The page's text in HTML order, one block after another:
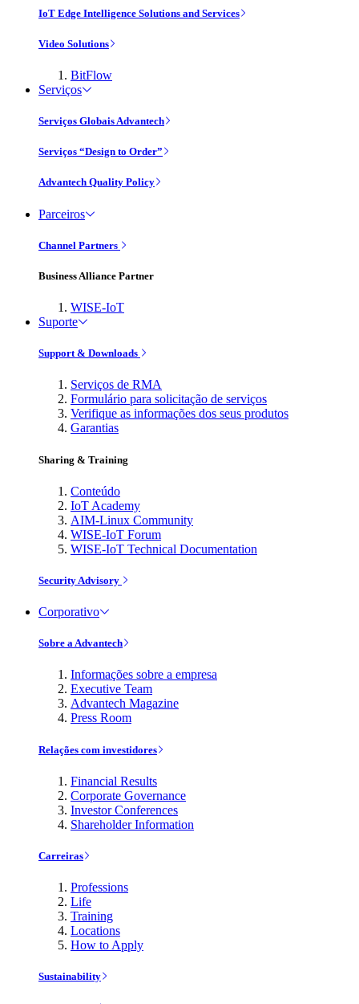
IoT Edge Intelligence Solutions and Services
Video Solutions
BitFlow
Serviços
Serviços Globais Advantech
Serviços “Design to Order”
Advantech Quality Policy
Parceiros
Channel Partners
Business Alliance Partner
WISE-IoT
Suporte
Support & Downloads
Serviços de RMA
Formulário para solicitação de serviços
Verifique as informações dos seus produtos
Garantias
Sharing & Training
Conteúdo
IoT Academy
AIM-Linux Community
WISE-IoT Forum
WISE-IoT Technical Documentation
Security Advisory
Corporativo
Sobre a Advantech
Informações sobre a empresa
Executive Team
Advantech Magazine
Press Room
Relações com investidores
Financial Results
Corporate Governance
Investor Conferences
Shareholder Information
Carreiras
Professions
Life
Training
Locations
How to Apply
Sustainability